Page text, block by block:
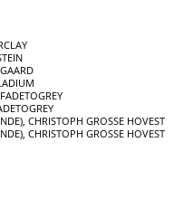
CHRISTOPH GROSSE HOVEST
CHRISTOPH GROSSE HOVEST